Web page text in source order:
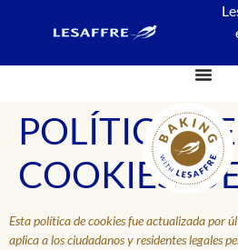
POLÍTICA DE
COOKIES
Esta política de cookies fue actualizada por
aplica a los ciudadanos y residentes legales